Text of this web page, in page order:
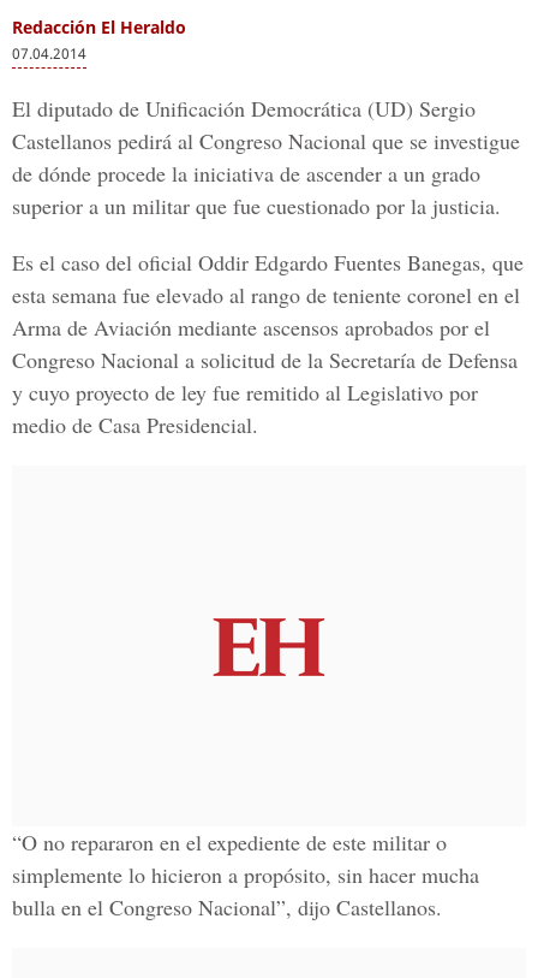
Redacción El Heraldo
07.04.2014
El diputado de Unificación Democrática (UD) Sergio
Castellanos pedirá al Congreso Nacional que se investigue
de dónde procede la iniciativa de ascender a un grado
superior a un militar que fue cuestionado por la justicia.
Es el caso del oficial Oddir Edgardo Fuentes Banegas, que
esta semana fue elevado al rango de teniente coronel en el
Arma de Aviación mediante ascensos aprobados por el
Congreso Nacional a solicitud de la Secretaría de Defensa
y cuyo proyecto de ley fue remitido al Legislativo por
medio de Casa Presidencial.
“O no repararon en el expediente de este militar o
simplemente lo hicieron a propósito, sin hacer mucha
bulla en el Congreso Nacional”, dijo Castellanos.